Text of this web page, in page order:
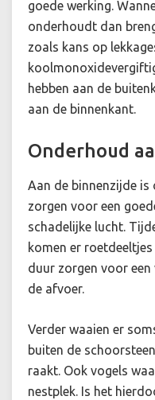
goede werking.
onderhoudt dan
zoals kans op
hebben aan de
aan de binnenkant.
Onderhoud
Aan de binnenzijde
zorgen voor een
schadelijke lucht.
komen er
duur zorgen voor
de afvoer.
Verder waaien er
buiten de
raakt. Ook vogels
nestplek. Is het